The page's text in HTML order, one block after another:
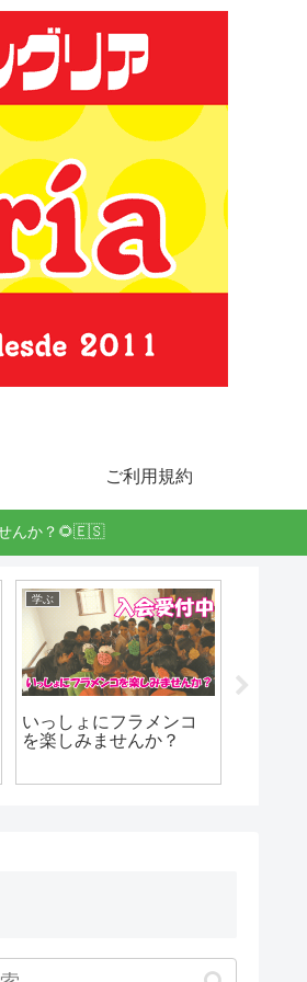
ご利用規約
せんか？🌻🇪🇸
イベント
11/22(日) JAM! 100%
Flamenco! VOL.2 en 佐